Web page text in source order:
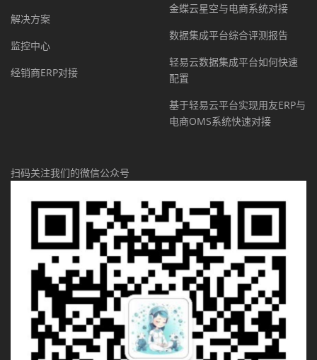
解决方案
监控中心
经销商ERP对接
金蝶云星空与电商系统对接
数据集成平台综合评测报告
轻易云数据集成平台如何快速
配置
基于轻易云平台实现用友ERP与
电商OMS系统快速对接
扫码关注我们的微信公众号